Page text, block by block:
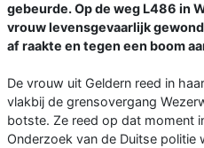
gebeurde. Op de weg L486 in
vrouw levensgevaarlijk
af raakte en tegen een boom
De vrouw uit Geldern reed in
vlakbij de grensovergang
botste. Ze reed op dat moment
Onderzoek van de Duitse politie